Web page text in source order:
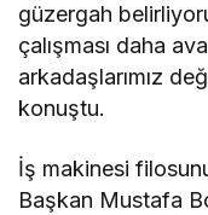
güzergah
çalışması daha
arkadaşlarımız
konuştu.
İş makinesi
Başkan Mustafa